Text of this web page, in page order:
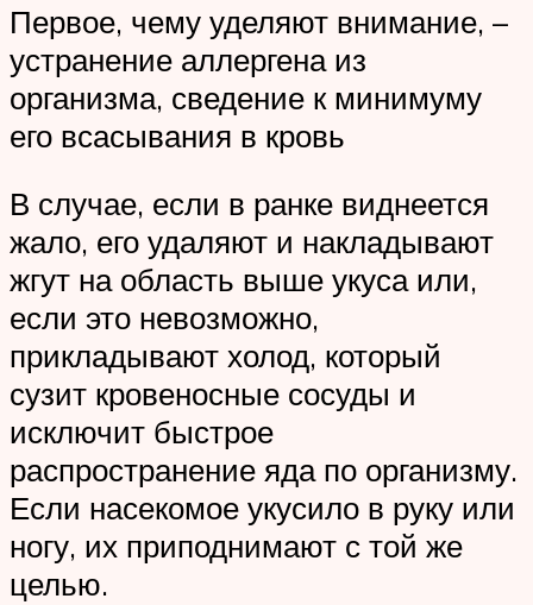
Первое, чему уделяют внимание, –
устранение аллергена из
организма, сведение к минимуму
его всасывания в кровь
В случае, если в ранке виднеется
жало, его удаляют и накладывают
жгут на область выше укуса или,
если это невозможно,
прикладывают холод, который
сузит кровеносные сосуды и
исключит быстрое
распространение яда по организму.
Если насекомое укусило в руку или
ногу, их приподнимают с той же
целью.